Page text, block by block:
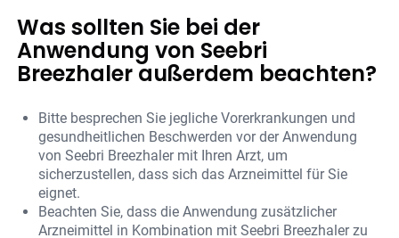
Was sollten Sie bei der
Anwendung von Seebri
Breezhaler außerdem beachten?
Bitte besprechen Sie jegliche Vorerkrankungen und
gesundheitlichen Beschwerden vor der Anwendung
von Seebri Breezhaler mit Ihren Arzt, um
sicherzustellen, dass sich das Arzneimittel für Sie
eignet.
Beachten Sie, dass die Anwendung zusätzlicher
Arzneimittel in Kombination mit Seebri Breezhaler zu